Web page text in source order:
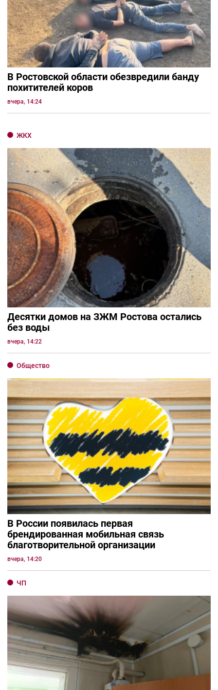
В Ростовской области обезвредили банду
похитителей коров
вчера, 14:24
ЖКХ
Десятки домов на ЗЖМ Ростова остались
без воды
вчера, 14:22
Общество
В России появилась первая
брендированная мобильная связь
благотворительной организации
вчера, 14:20
ЧП